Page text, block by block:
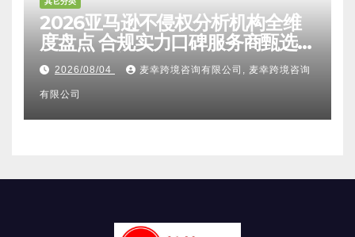
其它分类
2026亚马逊不侵权分析机构全维